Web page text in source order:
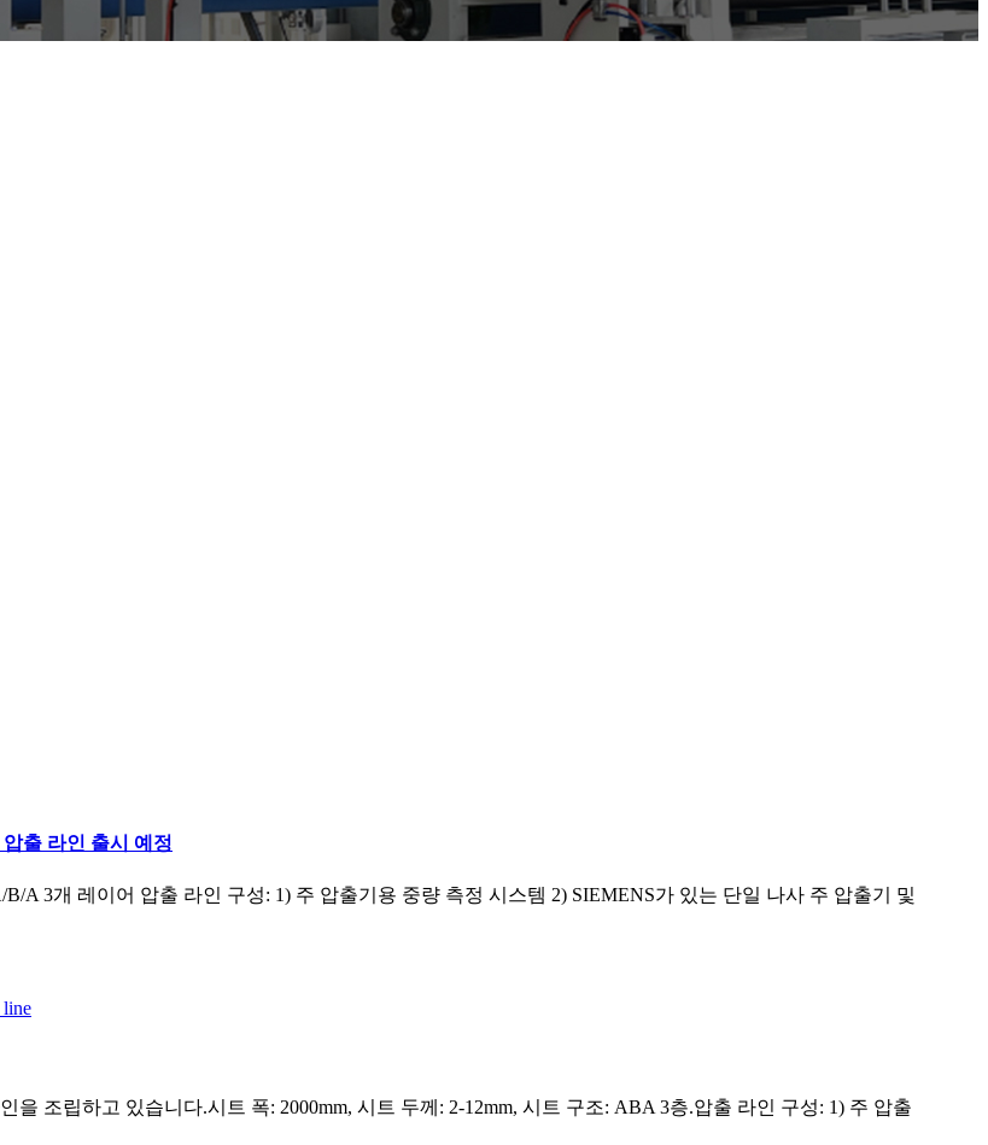
출 라인 출시 예정
A 3개 레이어 압출 라인 구성: 1) 주 압출기용 중량 측정 시스템 2) SIEMENS가 있는 단일 나사 주 압출기 및
조립하고 있습니다.시트 폭: 2000mm, 시트 두께: 2-12mm, 시트 구조: ABA 3층.압출 라인 구성: 1) 주 압출